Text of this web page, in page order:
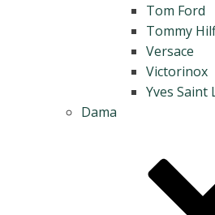
Tom Ford
Tommy
Versace
Victorinox
Yves Saint
Dama